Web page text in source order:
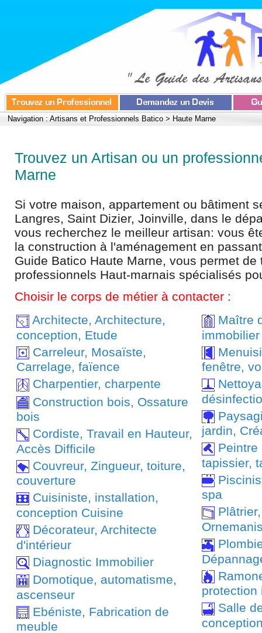
Navigation : Artisans et Professionnels Batico > Haute Marne
Trouvez un Artisan ou un
Marne
Si votre maison, appartement ou bâtiment
Langres, Saint Dizier, Joinville, dans le
vous recherchez le meilleur artisan: vous
la construction à l'aménagement en
Guide Batico Haute Marne, vous permet de
professionnels Haut-marnais spécialisés
Choisir le corps de métier à contacter :
Architecte, Architecture,
conception, Etude
Carreleur, Mosaïste,
Carrelage, faïence
Charpentier, charpente
Construction bois, Ossature
bois
Cordiste, Travail en Hauteur,
Accès Difficile
Couvreur, Zingueur, toiture,
couverture
Cuisiniste, installation,
conception Cuisine
Décorateur, Architecte
d'intérieur
Diagnostic Immobilier
Domotique, automatisme,
ascenseur
Ebéniste, Fabrication de
meuble
Maître
immobilier
fenêtre,
jardin,
Peintre
tapissier,
spa
protection
Salle